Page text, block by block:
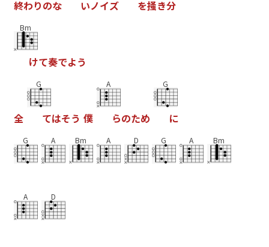
終わりのな いノイズ を掻き分
Bm
けて奏でよう
全
G
てはそう 僕
A
らのため
G
に
G A Bm A D G A Bm
A D